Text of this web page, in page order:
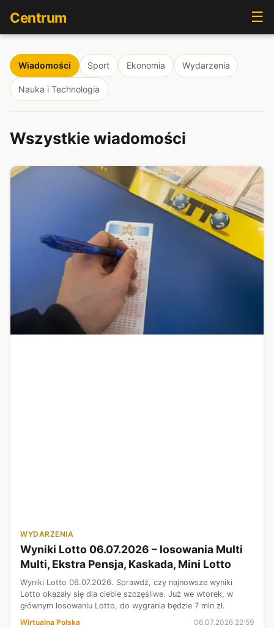
Centrum ☰
Wiadomości Sport Ekonomia Wydarzenia
Nauka i Technologia
Wszystkie wiadomości
WYDARZENIA
Wyniki Lotto 06.07.2026 – losowania Multi
Multi, Ekstra Pensja, Kaskada, Mini Lotto
Wyniki Lotto 06.07.2026. Sprawdź, czy najnowsze wyniki
Lotto okazały się dla ciebie szczęśliwe. Już we wtorek, w
głównym losowaniu Lotto, do wygrania będzie 7 mln zł.
Wirtualna Polska
06.07.2026 22:59